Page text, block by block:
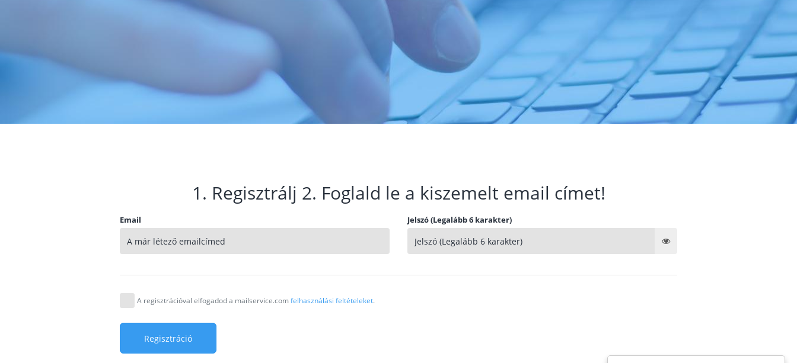
1. Regisztrálj 2. Foglald le a kiszemelt email címet!
Email Jelszó (Legalább 6 karakter)
A regisztrációval elfogadod a mailservice.comfelhasználási feltételeket.
Regisztráció